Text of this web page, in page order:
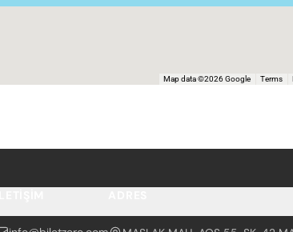
Map data ©2026 Google Terms